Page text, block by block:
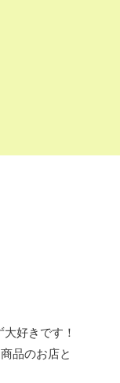
好きです！
品のお店と